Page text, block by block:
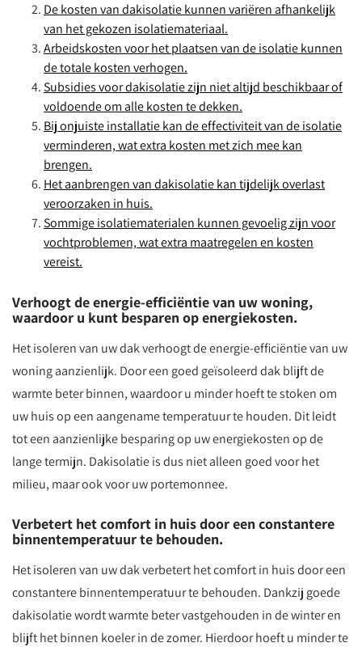
De kosten van dakisolatie kunnen variëren afhankelijk
van het gekozen isolatiemateriaal.
Arbeidskosten voor het plaatsen van de isolatie kunnen
de totale kosten verhogen.
Subsidies voor dakisolatie zijn niet altijd beschikbaar of
voldoende om alle kosten te dekken.
Bij onjuiste installatie kan de effectiviteit van de isolatie
verminderen, wat extra kosten met zich mee kan
brengen.
Het aanbrengen van dakisolatie kan tijdelijk overlast
veroorzaken in huis.
Sommige isolatiematerialen kunnen gevoelig zijn voor
vochtproblemen, wat extra maatregelen en kosten
vereist.
Verhoogt de energie-efficiëntie van uw woning,
waardoor u kunt besparen op energiekosten.
Het isoleren van uw dak verhoogt de energie-efficiëntie van uw
woning aanzienlijk. Door een goed geïsoleerd dak blijft de
warmte beter binnen, waardoor u minder hoeft te stoken om
uw huis op een aangename temperatuur te houden. Dit leidt
tot een aanzienlijke besparing op uw energiekosten op de
lange termijn. Dakisolatie is dus niet alleen goed voor het
milieu, maar ook voor uw portemonnee.
Verbetert het comfort in huis door een constantere
binnentemperatuur te behouden.
Het isoleren van uw dak verbetert het comfort in huis door een
constantere binnentemperatuur te behouden. Dankzij goede
dakisolatie wordt warmte beter vastgehouden in de winter en
blijft het binnen koeler in de zomer. Hierdoor hoeft u minder te